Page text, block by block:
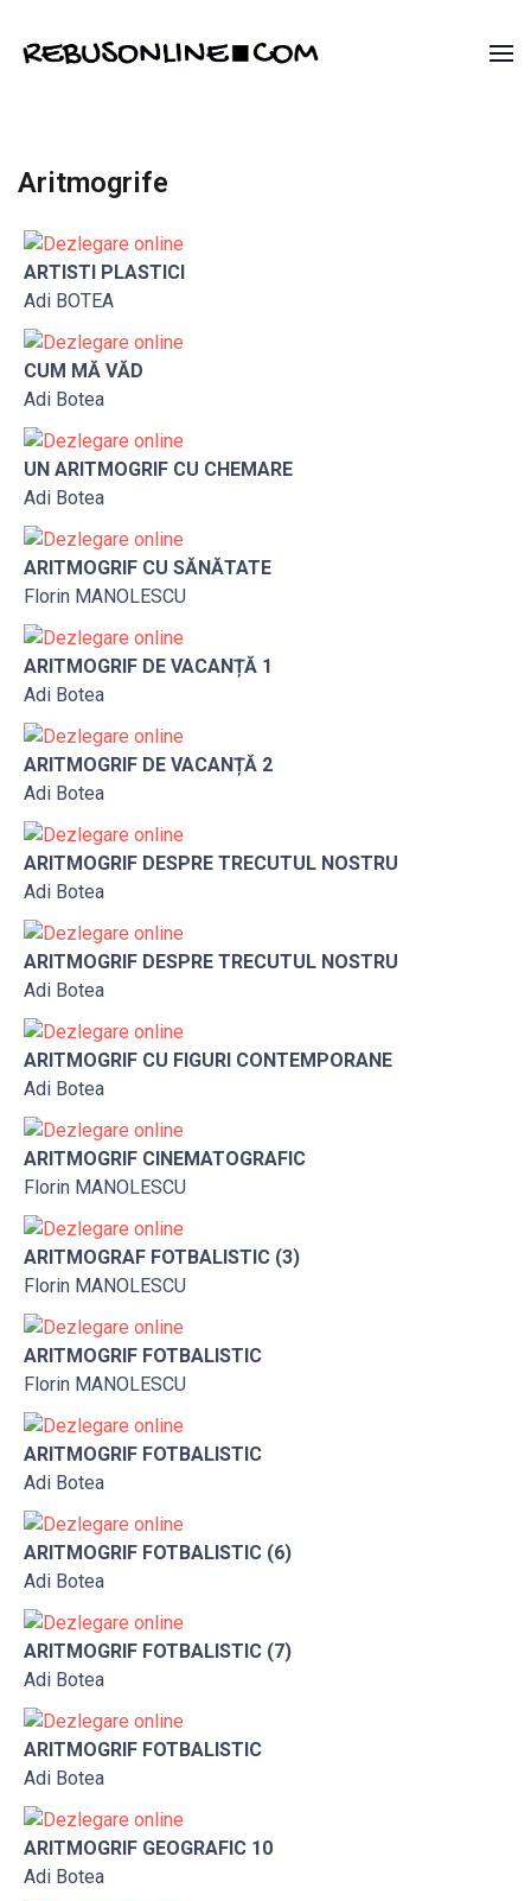
Aritmogrife
ARTISTI PLASTICI
Adi BOTEA
CUM MĂ VĂD
Adi Botea
UN ARITMOGRIF CU CHEMARE
Adi Botea
ARITMOGRIF CU SĂNĂTATE
Florin MANOLESCU
ARITMOGRIF DE VACANȚĂ 1
Adi Botea
ARITMOGRIF DE VACANȚĂ 2
Adi Botea
ARITMOGRIF DESPRE TRECUTUL NOSTRU
Adi Botea
ARITMOGRIF DESPRE TRECUTUL NOSTRU
Adi Botea
ARITMOGRIF CU FIGURI CONTEMPORANE
Adi Botea
ARITMOGRIF CINEMATOGRAFIC
Florin MANOLESCU
ARITMOGRAF FOTBALISTIC (3)
Florin MANOLESCU
ARITMOGRIF FOTBALISTIC
Florin MANOLESCU
ARITMOGRIF FOTBALISTIC
Adi Botea
ARITMOGRIF FOTBALISTIC (6)
Adi Botea
ARITMOGRIF FOTBALISTIC (7)
Adi Botea
ARITMOGRIF FOTBALISTIC
Adi Botea
ARITMOGRIF GEOGRAFIC 10
Adi Botea